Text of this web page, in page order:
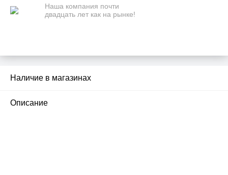
Наша компания почти
двадцать лет как на рынке!
Наличие в магазинах
Описание